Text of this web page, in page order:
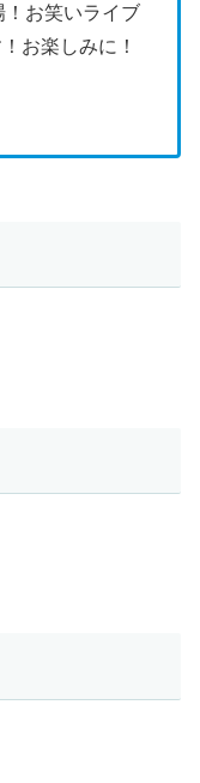
！お笑いライブ
お楽しみに！